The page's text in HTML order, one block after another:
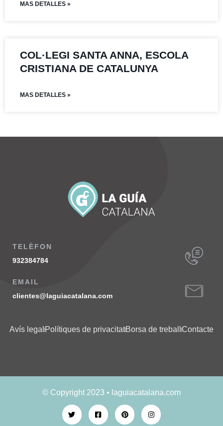
MAS DETALLES »
COL·LEGI SANTA ANNA, ESCOLA
CRISTIANA DE CATALUNYA
MAS DETALLES »
TELÈFON
932384784
EMAIL
clientes@laguiacatalana.com
Avís legal Polítiques de privacitatBorsa de treball Contacte
© Copyright 2023 • laguiacatalana.com